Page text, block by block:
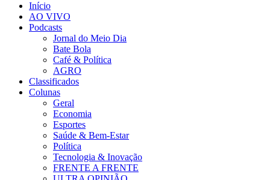
Início
AO VIVO
Podcasts
Jornal do Meio Dia
Bate Bola
Café & Política
AGRO
Classificados
Colunas
Geral
Economia
Esportes
Saúde & Bem-Estar
Política
Tecnologia & Inovação
FRENTE A FRENTE